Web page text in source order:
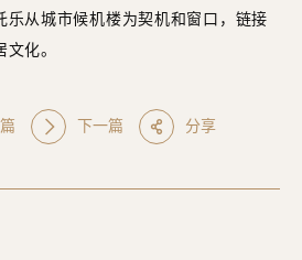
乐从城市候机楼为契机和窗口，链接
化。
下一篇 分享